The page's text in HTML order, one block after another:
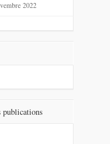
2022
publications